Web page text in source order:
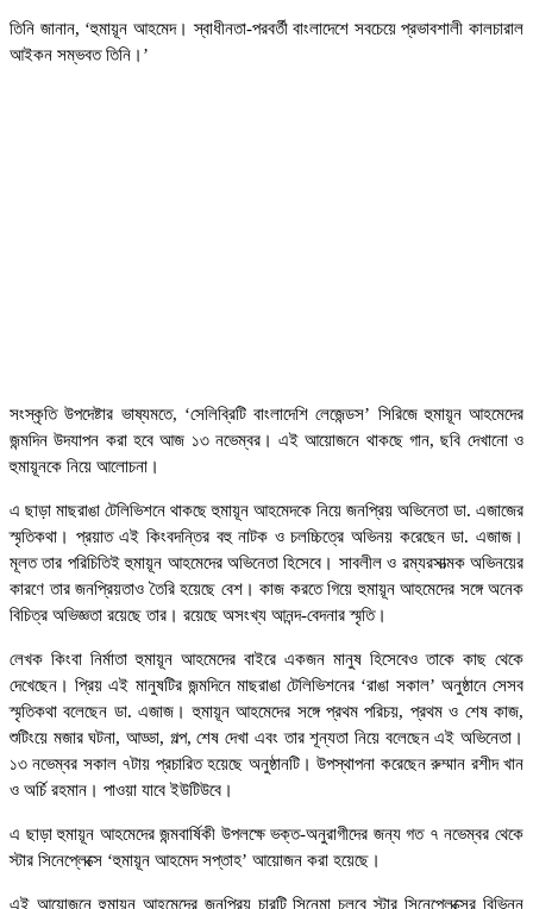
তিনি জানান, ‘হুমায়ূন আহমেদ। স্বাধীনতা-পরবর্তী বাংলাদেশে সবচেয়ে প্রভাবশালী কালচারাল
আইকন সম্ভবত তিনি।’
সংস্কৃতি উপদেষ্টার ভাষ্যমতে, ‌‌‘সেলিব্রিটি বাংলাদেশি লেজেন্ডস’ সিরিজে হুমায়ূন আহমেদের
জন্মদিন উদযাপন করা হবে আজ ১৩ নভেম্বর। এই আয়োজনে থাকছে গান, ছবি দেখানো ও
হুমায়ূনকে নিয়ে আলোচনা।
এ ছাড়া মাছরাঙা টেলিভিশনে থাকছে হুমায়ূন আহমেদকে নিয়ে জনপ্রিয় অভিনেতা ডা. এজাজের
স্মৃতিকথা। প্রয়াত এই কিংবদন্তির বহু নাটক ও চলচ্চিত্রে অভিনয় করেছেন ডা. এজাজ।
মূলত তার পরিচিতিই হুমায়ূন আহমেদের অভিনেতা হিসেবে। সাবলীল ও রম্যরসাত্মক অভিনয়ের
কারণে তার জনপ্রিয়তাও তৈরি হয়েছে বেশ। কাজ করতে গিয়ে হুমায়ূন আহমেদের সঙ্গে অনেক
বিচিত্র অভিজ্ঞতা রয়েছে তার। রয়েছে অসংখ্য আনন্দ-বেদনার স্মৃতি।
লেখক কিংবা নির্মাতা হুমায়ূন আহমেদের বাইরে একজন মানুষ হিসেবেও তাকে কাছ থেকে
দেখেছেন। প্রিয় এই মানুষটির জন্মদিনে মাছরাঙা টেলিভিশনের ‘রাঙা সকাল’ অনুষ্ঠানে সেসব
স্মৃতিকথা বলেছেন ডা. এজাজ। হুমায়ূন আহমেদের সঙ্গে প্রথম পরিচয়, প্রথম ও শেষ কাজ,
শুটিংয়ে মজার ঘটনা, আড্ডা, গল্প, শেষ দেখা এবং তার শূন্যতা নিয়ে বলেছেন এই অভিনেতা।
১৩ নভেম্বর সকাল ৭টায় প্রচারিত হয়েছে অনুষ্ঠানটি। উপস্থাপনা করেছেন রুম্মান রশীদ খান
ও অর্চি রহমান। পাওয়া যাবে ইউটিউবে।
এ ছাড়া হুমায়ূন আহমেদের জন্মবার্ষিকী উপলক্ষে ভক্ত-অনুরাগীদের জন্য গত ৭ নভেম্বর থেকে
স্টার সিনেপ্লেক্সে ‘হুমায়ূন আহমেদ সপ্তাহ’ আয়োজন করা হয়েছে।
এই আয়োজনে হুমায়ূন আহমেদের জনপ্রিয় চারটি সিনেমা চলবে স্টার সিনেপ্লেক্সের বিভিন্ন